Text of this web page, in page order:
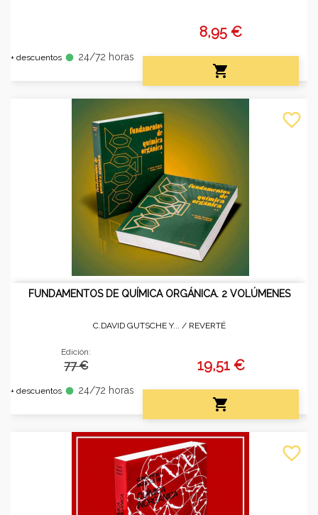
+ descuentos fiber_manual_record 24/72 horas
8,95 €

FUNDAMENTOS DE QUÍMICA ORGÁNICA. 2 VOLÚMENES
C.DAVID GUTSCHE Y... / REVERTÉ
Edición:
77 €
+ descuentos fiber_manual_record 24/72 horas
19,51 €

favorite_border
favorite_border